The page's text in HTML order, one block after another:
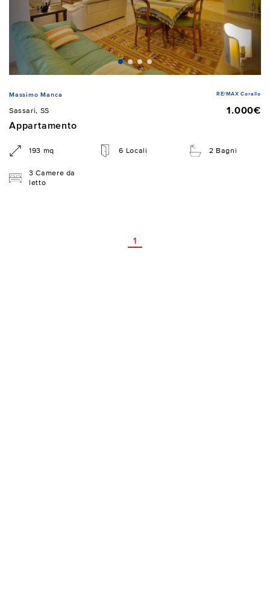
Massimo Manca RE/MAX Corallo
Sassari, SS
1.000€
Appartamento
193 mq 6 Locali 2 Bagni
3 Camere da
letto
1